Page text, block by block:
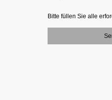
Bitte füllen Sie alle